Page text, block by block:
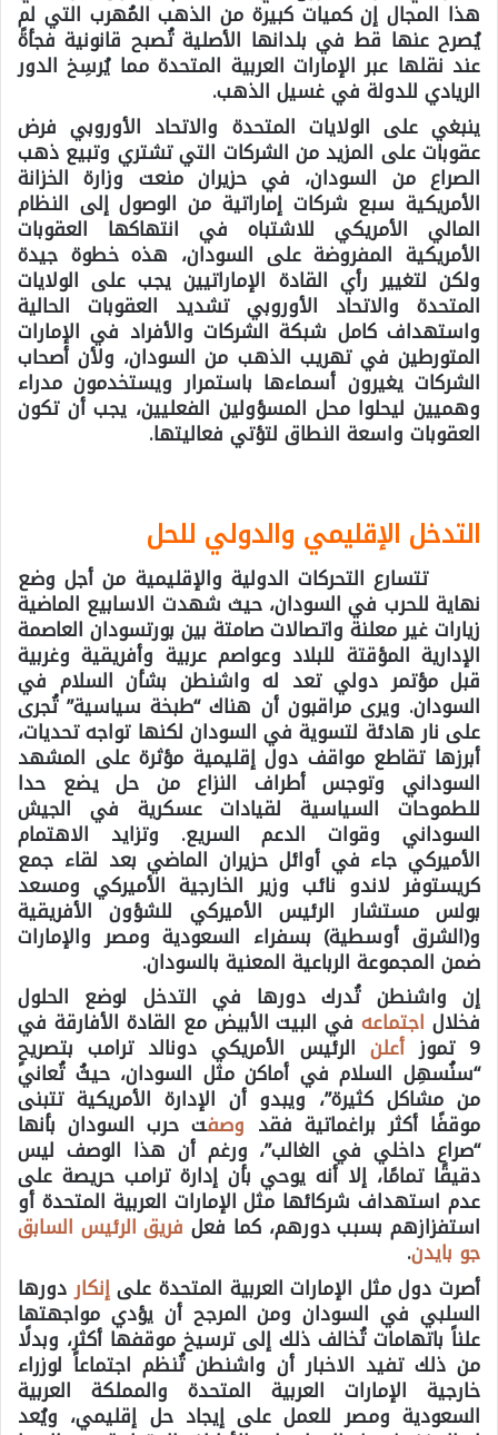
هذا المجال إن كميات كبيرة من الذهب المُهرب التي لم
يُصرح عنها قط في بلدانها الأصلية تُصبح قانونية فجأةً
عند نقلها عبر الإمارات العربية المتحدة مما يُرسِخ الدور
الريادي للدولة في غسيل الذهب.
ينبغي على الولايات المتحدة والاتحاد الأوروبي فرض
عقوبات على المزيد من الشركات التي تشتري وتبيع ذهب
الصراع من السودان، في حزيران منعت وزارة الخزانة
الأمريكية سبع شركات إماراتية من الوصول إلى النظام
المالي الأمريكي للاشتباه في انتهاكها العقوبات
الأمريكية المفروضة على السودان، هذه خطوة جيدة
ولكن لتغيير رأي القادة الإماراتيين يجب على الولايات
المتحدة والاتحاد الأوروبي تشديد العقوبات الحالية
واستهداف كامل شبكة الشركات والأفراد في الإمارات
المتورطين في تهريب الذهب من السودان، ولأن أصحاب
الشركات يغيرون أسماءها باستمرار ويستخدمون مدراء
وهميين ليحلوا محل المسؤولين الفعليين، يجب أن تكون
العقوبات واسعة النطاق لتؤتي فعاليتها.
التدخل الإقليمي والدولي للحل
تتسارع التحركات الدولية والإقليمية من أجل وضع
نهاية للحرب في السودان، حيث شهدت الاسابيع الماضية
زيارات غير معلنة واتصالات صامتة بين بورتسودان العاصمة
الإدارية المؤقتة للبلاد وعواصم عربية وأفريقية وغربية
قبل مؤتمر دولي تعد له واشنطن بشأن السلام في
السودان. ويرى مراقبون أن هناك “طبخة سياسية” تُجرى
على نار هادئة لتسوية في السودان لكنها تواجه تحديات،
أبرزها تقاطع مواقف دول إقليمية مؤثرة على المشهد
السوداني وتوجس أطراف النزاع من حل يضع حدا
للطموحات السياسية لقيادات عسكرية في الجيش
السوداني وقوات الدعم السريع. وتزايد الاهتمام
الأميركي جاء في أوائل حزيران الماضي بعد لقاء جمع
كريستوفر لاندو نائب وزير الخارجية الأميركي ومسعد
بولس مستشار الرئيس الأميركي للشؤون الأفريقية
و(الشرق أوسطية) بسفراء السعودية ومصر والإمارات
ضمن المجموعة الرباعية المعنية بالسودان.
إن واشنطن تُدرك دورها في التدخل لوضع الحلول
فخلال اجتماعهفي البيت الأبيض مع القادة الأفارقة في
9 تموز أعلن الرئيس الأمريكي دونالد ترامب بتصريحٍ
“سنُسهِل السلام في أماكن مثل السودان، حيثُ تُعاني
من مشاكل كثيرة”، ويبدو أن الإدارة الأمريكية تتبنى
موقفًا أكثر براغماتية فقد وصفت حرب السودان بأنها
“صراع داخلي في الغالب”، ورغم أن هذا الوصف ليس
دقيقًا تمامًا، إلا أنه يوحي بأن إدارة ترامب حريصة على
عدم استهداف شركائها مثل الإمارات العربية المتحدة أو
استفزازهم بسبب دورهم، كما فعل فريق الرئيس السابق
جو بايدن.
أصرت دول مثل الإمارات العربية المتحدة علىإنكاردورها
السلبي في السودان ومن المرجح أن يؤدي مواجهتها
علناً باتهامات تُخالف ذلك إلى ترسيخ موقفها أكثر، وبدلًا
من ذلك تفيد الاخبار أن واشنطن تُنظم اجتماعاً لوزراء
خارجية الإمارات العربية المتحدة والمملكة العربية
السعودية ومصر للعمل على إيجاد حل إقليمي، ويُعد